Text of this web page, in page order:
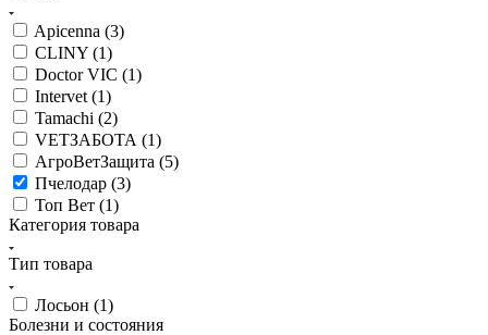
Apicenna (3)
CLINY (1)
Doctor VIC (1)
Intervet (1)
Tamachi (2)
VETЗАБОТА (1)
АгроВетЗащита (5)
Пчелодар (3)
Топ Вет (1)
Категория товара
Тип товара
Лосьон (1)
Болезни и состояния